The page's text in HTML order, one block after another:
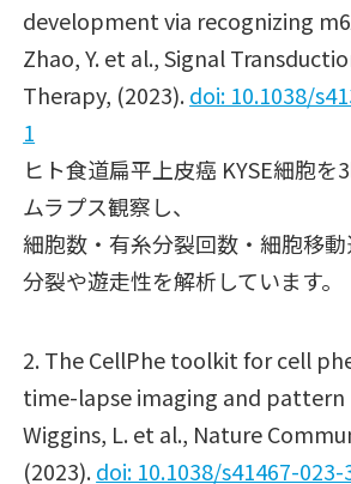
development via recognizing
Zhao, Y. et al.,Signal
Therapy, (2023).doi: 10.1038/
1
ヒト食道扁平上皮癌 KYSE細胞を
ムラプス観察し、
細胞数・有糸分裂回数・細胞移
分裂や遊走性を解析しています。
2. The CellPhe toolkit for cell
time-lapse imaging and
Wiggins, L. et al., Nature
(2023).doi: 10.1038/s41467-023-